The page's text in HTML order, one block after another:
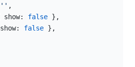
'' ,
show:
false },
false },